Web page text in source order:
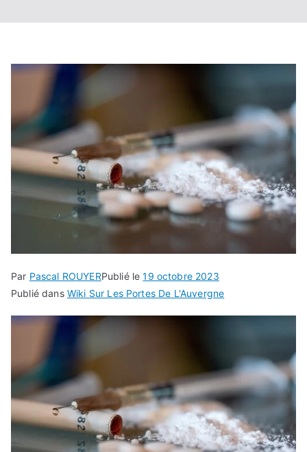
Par Pascal ROUYERPublié le19 octobre 2023
Publié dans Wiki Sur Les Portes De L'Auvergne